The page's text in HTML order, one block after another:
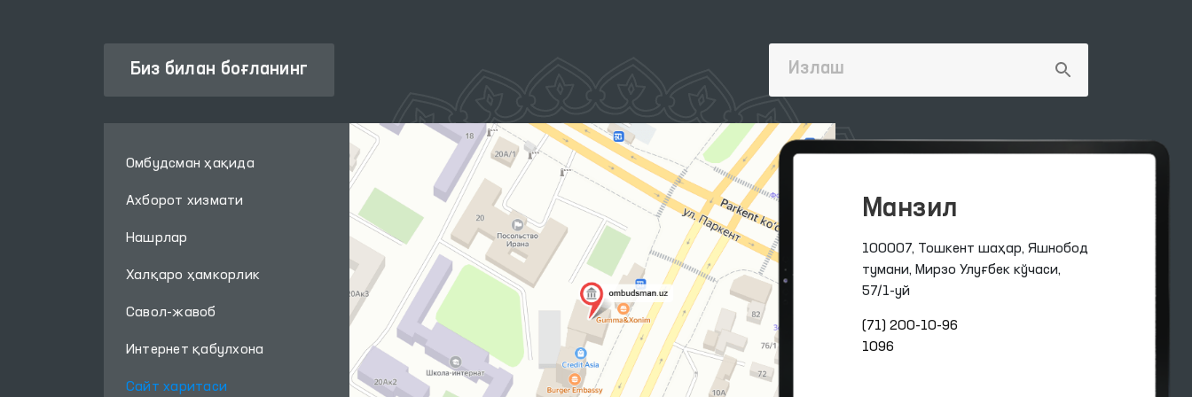
Биз билан боғланинг
Омбудсман ҳақида
Ахборот хизмати
Нашрлар
Халқаро ҳамкорлик
Савол-жавоб
Интернет қабулхона
Сайт харитаси
Манзил
100007, Тошкент шаҳар, Яшнобод
тумани, Мирзо Улуғбек кўчаси,
57/1-уй
(71) 200-10-96
1096